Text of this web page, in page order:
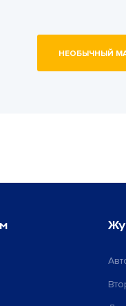
НЕОБЫЧНЫЙ